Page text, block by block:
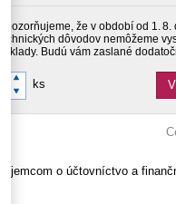
že v období od 1. 8.
dôvodov nemôžeme
Budú vám zaslané
ks
o účtovníctvo a